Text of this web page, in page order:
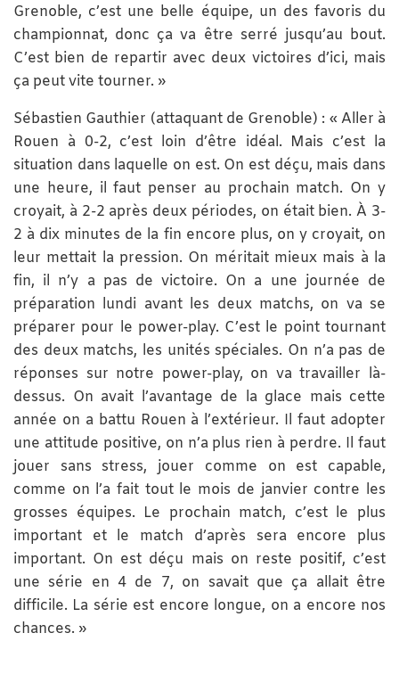
Grenoble, c’est une belle équipe, un des favoris du
championnat, donc ça va être serré jusqu’au bout.
C’est bien de repartir avec deux victoires d’ici, mais
ça peut vite tourner. »
Sébastien Gauthier (attaquant de Grenoble) : « Aller à
Rouen à 0-2, c’est loin d’être idéal. Mais c’est la
situation dans laquelle on est. On est déçu, mais dans
une heure, il faut penser au prochain match. On y
croyait, à 2-2 après deux périodes, on était bien. À 3-
2 à dix minutes de la fin encore plus, on y croyait, on
leur mettait la pression. On méritait mieux mais à la
fin, il n’y a pas de victoire. On a une journée de
préparation lundi avant les deux matchs, on va se
préparer pour le power-play. C’est le point tournant
des deux matchs, les unités spéciales. On n’a pas de
réponses sur notre power-play, on va travailler là-
dessus. On avait l’avantage de la glace mais cette
année on a battu Rouen à l’extérieur. Il faut adopter
une attitude positive, on n’a plus rien à perdre. Il faut
jouer sans stress, jouer comme on est capable,
comme on l’a fait tout le mois de janvier contre les
grosses équipes. Le prochain match, c’est le plus
important et le match d’après sera encore plus
important. On est déçu mais on reste positif, c’est
une série en 4 de 7, on savait que ça allait être
difficile. La série est encore longue, on a encore nos
chances. »